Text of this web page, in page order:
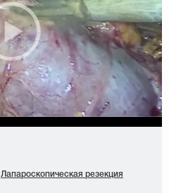
Лапароскопическая резекция